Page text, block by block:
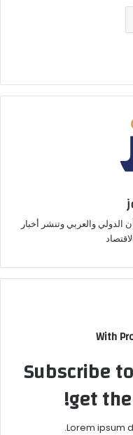
والعربي وتنشر أخبار
With
Subscribe
get
Lorem ipsum